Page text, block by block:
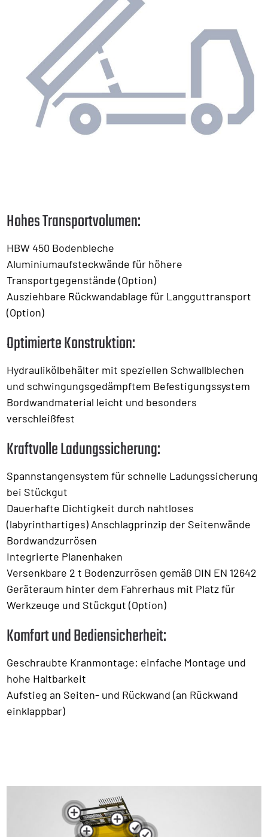
Hohes Transportvolumen:
HBW 450 Bodenbleche
Aluminiumaufsteckwände für höhere
Transportgegenstände (Option)
Ausziehbare Rückwandablage für Langguttransport
(Option)
Optimierte Konstruktion:
Hydraulikölbehälter mit speziellen Schwallblechen
und schwingungsgedämpftem Befestigungssystem
Bordwandmaterial leicht und besonders
verschleißfest
Kraftvolle Ladungssicherung:
Spannstangensystem für schnelle Ladungssicherung
bei Stückgut
Dauerhafte Dichtigkeit durch nahtloses
(labyrinthartiges) Anschlagprinzip der Seitenwände
Bordwandzurrösen
Integrierte Planenhaken
Versenkbare 2 t Bodenzurrösen gemäß DIN EN 12642
Geräteraum hinter dem Fahrerhaus mit Platz für
Werkzeuge und Stückgut (Option)
Komfort und Bediensicherheit:
Geschraubte Kranmontage: einfache Montage und
hohe Haltbarkeit
Aufstieg an Seiten- und Rückwand (an Rückwand
einklappbar)